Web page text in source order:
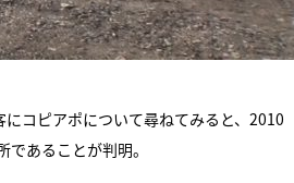
コピアポについて尋ねてみると、2010
あることが判明。